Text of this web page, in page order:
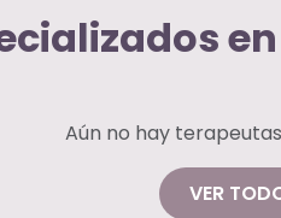
Aún no hay
VER